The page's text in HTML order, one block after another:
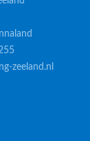
zeeland.nl